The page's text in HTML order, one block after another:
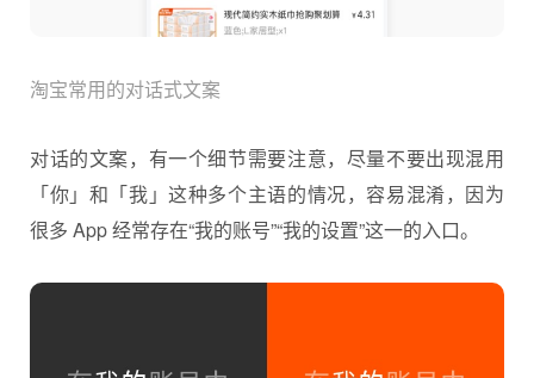
淘宝常用的对话式文案
对话的文案，有一个细节需要注意，尽量不要出现混用
「你」和「我」这种多个主语的情况，容易混淆，因为
很多 App 经常存在“我的账号”“我的设置”这一的入口。